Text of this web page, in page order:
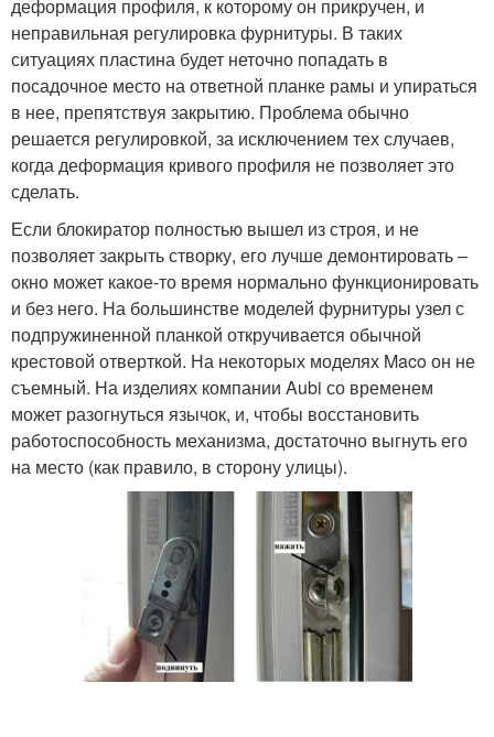
деформация профиля, к которому он прикручен, и
неправильная регулировка фурнитуры. В таких
ситуациях пластина будет неточно попадать в
посадочное место на ответной планке рамы и упираться
в нее, препятствуя закрытию. Проблема обычно
решается регулировкой, за исключением тех случаев,
когда деформация кривого профиля не позволяет это
сделать.
Если блокиратор полностью вышел из строя, и не
позволяет закрыть створку, его лучше демонтировать –
окно может какое-то время нормально функционировать
и без него. На большинстве моделей фурнитуры узел с
подпружиненной планкой откручивается обычной
крестовой отверткой. На некоторых моделях Maco он не
съемный. На изделиях компании Aubi со временем
может разогнуться язычок, и, чтобы восстановить
работоспособность механизма, достаточно выгнуть его
на место (как правило, в сторону улицы).